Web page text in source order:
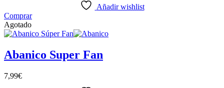
Añadir wishlist
Comprar
Agotado
Abanico Super Fan
7,99€